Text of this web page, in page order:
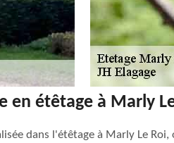
en étêtage à Marly
dans l'étêtage à Marly Le